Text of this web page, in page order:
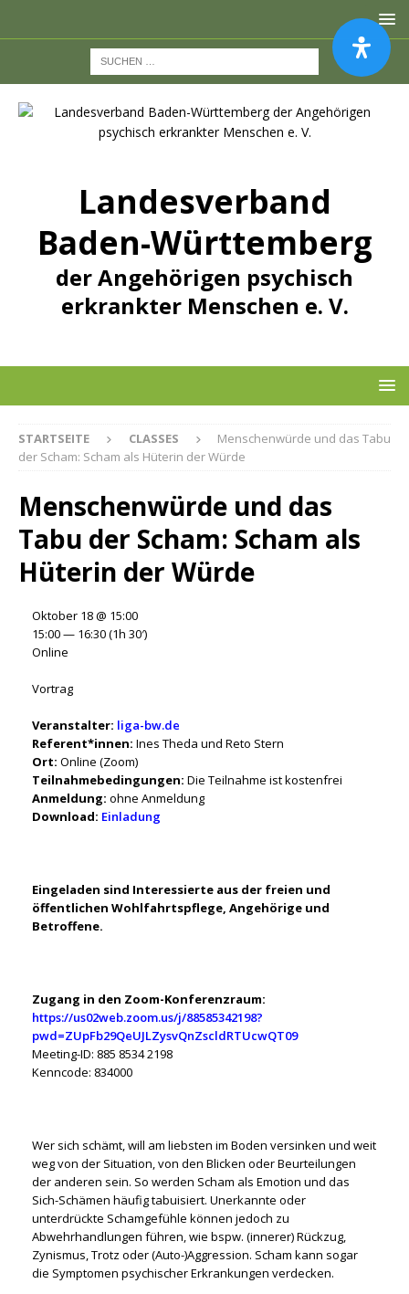
Landesverband
Baden-Württemberg
der Angehörigen psychisch
erkrankter Menschen e. V.
STARTSEITE CLASSES
Menschenwürde und das Tabu
der Scham: Scham als Hüterin der Würde
Menschenwürde und das
Tabu der Scham: Scham als
Hüterin der Würde
Veranstalter: liga-bw.de
Referent*innen: Ines Theda und Reto Stern
Ort: Online (Zoom)
Teilnahmebedingungen: Die Teilnahme ist kostenfrei
Anmeldung: ohne Anmeldung
Download: Einladung
Eingeladen sind Interessierte aus der freien und
öffentlichen Wohlfahrtspflege, Angehörige und
Betroffene.
Zugang in den Zoom-Konferenzraum:
https://us02web.zoom.us/j/88585342198?
pwd=ZUpFb29QeUJLZysvQnZscldRTUcwQT09
Meeting-ID: 885 8534 2198
Kenncode: 834000
Wer sich schämt, will am liebsten im Boden versinken und weit
weg von der Situation, von den Blicken oder Beurteilungen
der anderen sein. So werden Scham als Emotion und das
Sich-Schämen häufig tabuisiert. Unerkannte oder
unterdrückte Schamgefühle können jedoch zu
Abwehrhandlungen führen, wie bspw. (innerer) Rückzug,
Zynismus, Trotz oder (Auto-)Aggression. Scham kann sogar
die Symptomen psychischer Erkrankungen verdecken.
Oktober 18 @ 15:00
15:00 — 16:30(1h 30′)
Online
Vortrag